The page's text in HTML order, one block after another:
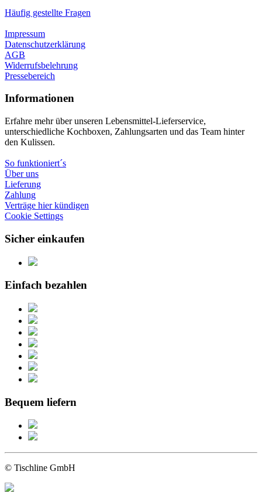
Häufig gestellte Fragen
Impressum
Datenschutzerklärung
AGB
Widerrufsbelehrung
Pressebereich
Informationen
Erfahre mehr über unseren Lebensmittel-Lieferservice,
unterschiedliche Kochboxen, Zahlungsarten und das Team hinter
den Kulissen.
So funktioniert´s
Über uns
Lieferung
Zahlung
Verträge hier kündigen
Cookie Settings
Sicher einkaufen
Einfach bezahlen
Bequem liefern
© Tischline GmbH